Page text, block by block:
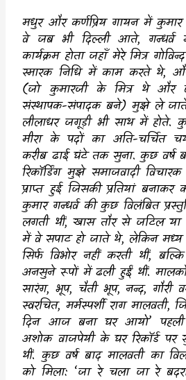
मधुर और कर्णप्रिय गायन में कुमार
वे जब भी दिल्ली आते, गन्धर्व
कार्यक्रम होता जहाँ मेरे मित्र
स्मारक निधि में काम करते थे,
(जो कुमारजी के मित्र थे और
संस्थापक-संपादक बने) मुझे ले
लीलाधर जगूड़ी भी साथ में होते.
मीरा के पदों का अति-चर्चित
करीब ढाई घंटे तक सुना. कुछ वर्ष
रिकॉर्डिंग मुझे समाजवादी
प्राप्त हुई जिसकी प्रतियां
कुमार गन्धर्व की कुछ विलंबित
लगती थीं,खास तौर से जटिल या
में वे सपाट हो जाते थे, लेकिन मध्य
सिर्फ विभोर नहीं करती थीं,
अनसुने रूपों में ढली हुईं थीं.
सारंग,भूप, चैती भूप,नन्द, गौरी
स्वरचित,मर्मस्पर्शी राग मालवती,
दिन आज बना घर आयो’
अशोक वाजपेयी के घर रिकॉर्ड
थीं. कुछ वर्ष बाद मालवती का
को मिला: ‘जा रे चला जा रे